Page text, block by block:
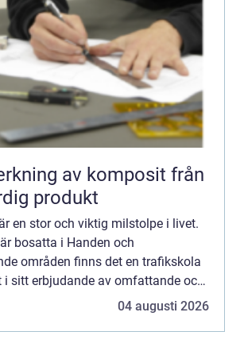
av komposit från
produkt
en stor och viktig milstolpe i livet.
bosatta i Handen och
områden finns det en trafikskola
i sitt erbjudande av omfattande och
Haninge...
04 augusti 2026